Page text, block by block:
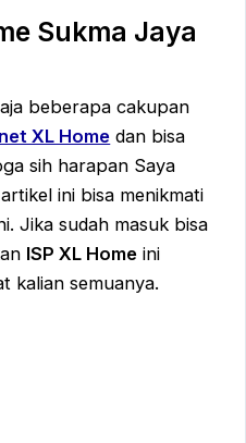
Sukma Jaya
beberapa cakupan
XL Home dan bisa
sih harapan Saya
ini bisa menikmati
Jika sudah masuk bisa
ISP XL Home ini
kalian semuanya.